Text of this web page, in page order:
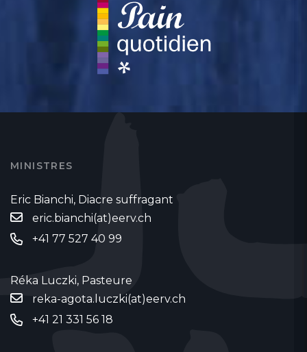
MINISTRES
Eric Bianchi, Diacre suffragant
eric.bianchi(at)eerv.ch
+41 77 527 40 99
Réka Luczki, Pasteure
reka-agota.luczki(at)eerv.ch
+41 21 331 56 18